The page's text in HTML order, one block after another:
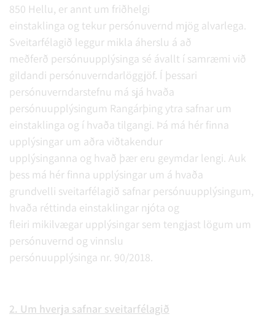
850 Hellu, er annt um friðhelgi
einstaklinga og tekur persónuvernd mjög alvarlega.
Sveitarfélagið leggur mikla áherslu á að
meðferð persónuupplýsinga sé ávallt í samræmi við
gildandi persónuverndarlöggjöf. Í þessari
persónuverndarstefnu má sjá hvaða
persónuupplýsingum Rangárþing ytra safnar um
einstaklinga og í hvaða tilgangi. Þá má hér finna
upplýsingar um aðra viðtakendur
upplýsinganna og hvað þær eru geymdar lengi. Auk
þess má hér finna upplýsingar um á hvaða
grundvelli sveitarfélagið safnar persónuupplýsingum,
hvaða réttinda einstaklingar njóta og
fleiri mikilvægar upplýsingar sem tengjast lögum um
persónuvernd og vinnslu
persónuupplýsinga nr. 90/2018.
2. Um hverja safnar sveitarfélagið